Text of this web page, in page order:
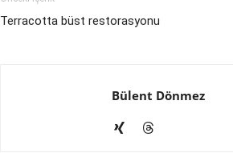
Terracotta büst restorasyonu
Bülent Dönmez